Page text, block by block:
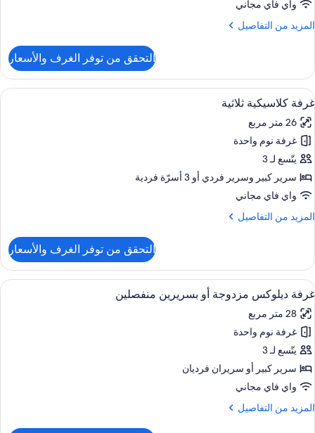
استحمام
بنظام
-
منظر
للقناة
واي فاي مجاني
المزيد من التفاصيل
المزيد
جناح
شهر
العسل
بحوض
استحمام
بنظام
دفع
المياه
منظر
للقناة
التحقق من توفر الغرف والأسعار
استعراض
جميع
صور
غرفة
كلاسيكية
ثلاثية
ألحفة محشوة بالريش وميني بار وخزنة
4
غرفة كلاسيكية ثلاثية
26 متر مربع
غرفة نوم واحدة
يتّسع لـ 3
سرير كبير‫‬ وسرير فردي‫‬ أو 3 أسرّة فردية
واي فاي مجاني
المزيد من التفاصيل
المزيد
غرفة
كلاسيكية
ثلاثية
التحقق من توفر الغرف والأسعار
استعراض
جميع
صور
غرفة
ديلوكس
مزدوجة
أو
بسريرين
منفصلين
ألحفة محشوة بالريش وميني بار وخزنة
9
غرفة ديلوكس مزدوجة أو بسريرين منفصلين
28 متر مربع
غرفة نوم واحدة
يتّسع لـ 3
سرير كبير‫‬ أو سريران فرديان
واي فاي مجاني
المزيد من التفاصيل
المزيد